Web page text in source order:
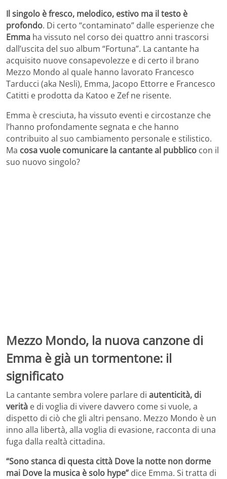
Il singolo è fresco, melodico, estivo ma il testo è
profondo. Di certo “contaminato” dalle esperienze che
Emma ha vissuto nel corso dei quattro anni trascorsi
dall’uscita del suo album “Fortuna”. La cantante ha
acquisito nuove consapevolezze e di certo il brano
Mezzo Mondo al quale hanno lavorato Francesco
Tarducci (aka Nesli), Emma, Jacopo Ettorre e Francesco
Catitti e prodotta da Katoo e Zef ne risente.
Emma è cresciuta, ha vissuto eventi e circostanze che
l’hanno profondamente segnata e che hanno
contribuito al suo cambiamento personale e stilistico.
Ma cosa vuole comunicare la cantante al pubblico con il
suo nuovo singolo?
Mezzo Mondo, la nuova canzone di
Emma è già un tormentone: il
significato
La cantante sembra volere parlare di autenticità, di
verità e di voglia di vivere davvero come si vuole, a
dispetto di ciò che gli altri pensano. Mezzo Mondo è un
inno alla libertà, alla voglia di evasione, racconta di una
fuga dalla realtà cittadina.
“Sono stanca di questa città Dove la notte non dorme
mai Dove la musica è solo hype” dice Emma. Si tratta di